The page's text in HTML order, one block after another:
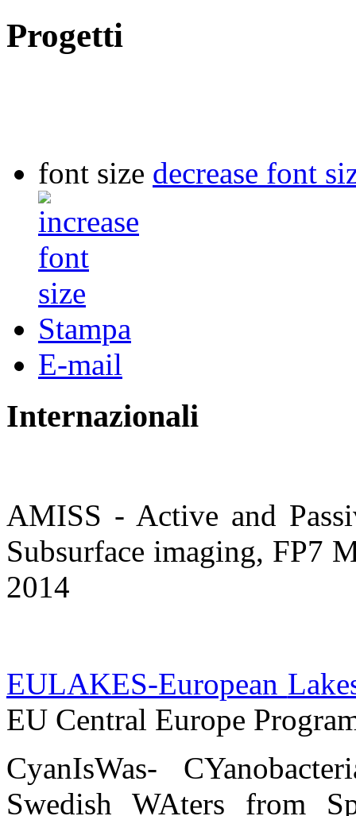
Progetti
font size decrease font
Stampa
E-mail
Internazionali
AMISS - Active and
Subsurface imaging, FP7
2014
EULAKES-European
EU Central Europe
CyanIsWas-
Swedish WAters from